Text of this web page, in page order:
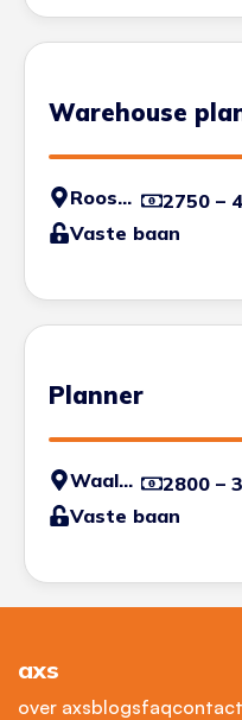
Warehouse
Roosendaal 2750 –
Vaste baan
Planner
Waalwijk 2800 –
Vaste baan
axs
over axsblogsfaqcontact